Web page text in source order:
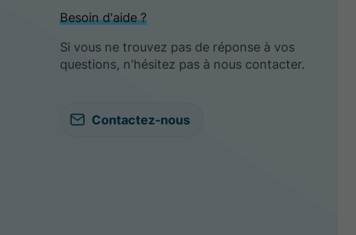
Besoin d'aide ?
Si vous ne trouvez pas de réponse à vos
questions, n'hésitez pas à nous contacter.
Contactez-nous